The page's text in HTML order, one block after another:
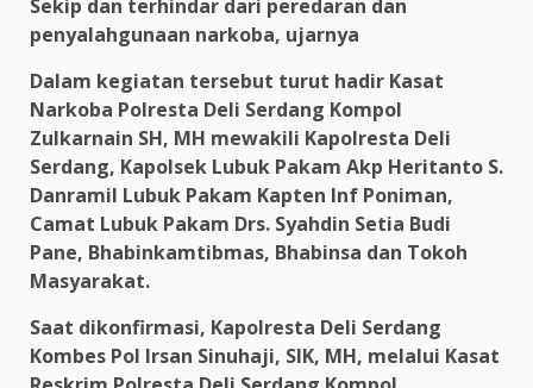
Sekip dan terhindar dari peredaran dan
penyalahgunaan narkoba, ujarnya
Dalam kegiatan tersebut turut hadir Kasat
Narkoba Polresta Deli Serdang Kompol
Zulkarnain SH, MH mewakili Kapolresta Deli
Serdang, Kapolsek Lubuk Pakam Akp Heritanto S.
Danramil Lubuk Pakam Kapten Inf Poniman,
Camat Lubuk Pakam Drs. Syahdin Setia Budi
Pane, Bhabinkamtibmas, Bhabinsa dan Tokoh
Masyarakat.
Saat dikonfirmasi, Kapolresta Deli Serdang
Kombes Pol Irsan Sinuhaji, SIK, MH, melalui Kasat